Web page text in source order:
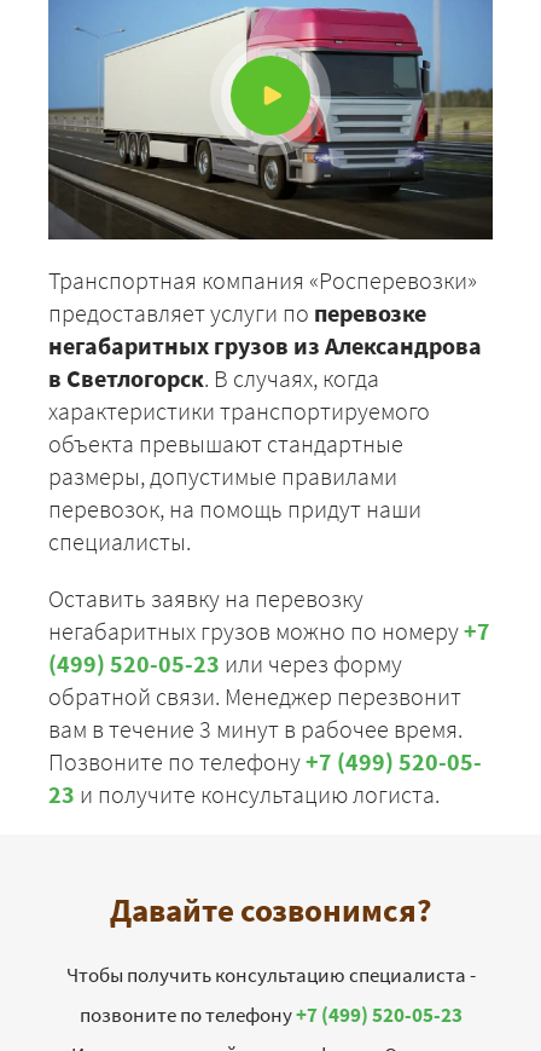
Транспортная компания «Росперевозки»
предоставляет услуги по перевозке
негабаритных грузов из Александрова
в Светлогорск. В случаях, когда
характеристики транспортируемого
объекта превышают стандартные
размеры, допустимые правилами
перевозок, на помощь придут наши
специалисты.
Оставить заявку на перевозку
негабаритных грузов можно по номеру+7
(499) 520-05-23 или через форму
обратной связи. Менеджер перезвонит
вам в течение 3 минут в рабочее время.
Позвоните по телефону+7 (499) 520-05-
23 и получите консультацию логиста.
Давайте созвонимся?
Чтобы получить консультацию специалиста -
позвоните по телефону+7 (499) 520-05-23